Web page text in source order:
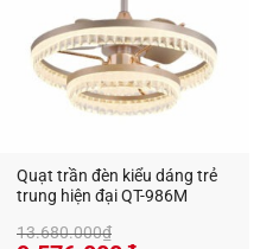
Quạt trần đèn kiểu dáng trẻ
trung hiện đại QT-986M
13.680.000₫